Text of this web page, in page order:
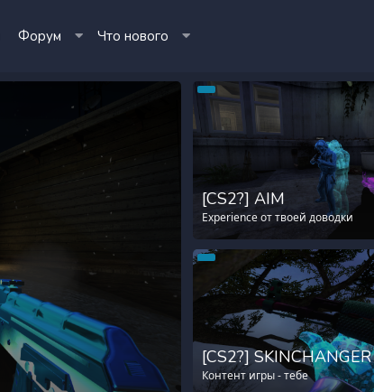
Форум Что нового
[CS2?] AIM
Experience от твоей доводки
[CS2?] SKINCHANGER
Контент игры - тебе